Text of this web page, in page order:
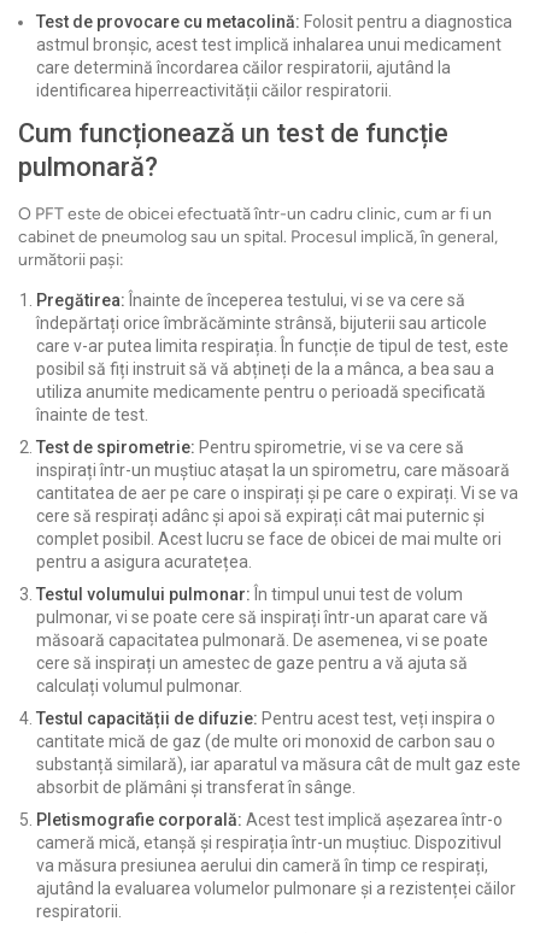
Test de provocare cu metacolină: Folosit pentru a diagnostica
astmul bronșic, acest test implică inhalarea unui medicament
care determină încordarea căilor respiratorii, ajutând la
identificarea hiperreactivității căilor respiratorii.
Cum funcționează un test de funcție
pulmonară?
O PFT este de obicei efectuată într-un cadru clinic, cum ar fi un
cabinet de pneumolog sau un spital. Procesul implică, în general,
următorii pași:
Pregătirea: Înainte de începerea testului, vi se va cere să
îndepărtați orice îmbrăcăminte strânsă, bijuterii sau articole
care v-ar putea limita respirația. În funcție de tipul de test, este
posibil să fiți instruit să vă abțineți de la a mânca, a bea sau a
utiliza anumite medicamente pentru o perioadă specificată
înainte de test.
Test de spirometrie: Pentru spirometrie, vi se va cere să
inspirați într-un muștiuc atașat la un spirometru, care măsoară
cantitatea de aer pe care o inspirați și pe care o expirați. Vi se va
cere să respirați adânc și apoi să expirați cât mai puternic și
complet posibil. Acest lucru se face de obicei de mai multe ori
pentru a asigura acuratețea.
Testul volumului pulmonar: În timpul unui test de volum
pulmonar, vi se poate cere să inspirați într-un aparat care vă
măsoară capacitatea pulmonară. De asemenea, vi se poate
cere să inspirați un amestec de gaze pentru a vă ajuta să
calculați volumul pulmonar.
Testul capacității de difuzie: Pentru acest test, veți inspira o
cantitate mică de gaz (de multe ori monoxid de carbon sau o
substanță similară), iar aparatul va măsura cât de mult gaz este
absorbit de plămâni și transferat în sânge.
Pletismografie corporală: Acest test implică așezarea într-o
cameră mică, etanșă și respirația într-un muștiuc. Dispozitivul
va măsura presiunea aerului din cameră în timp ce respirați,
ajutând la evaluarea volumelor pulmonare și a rezistenței căilor
respiratorii.